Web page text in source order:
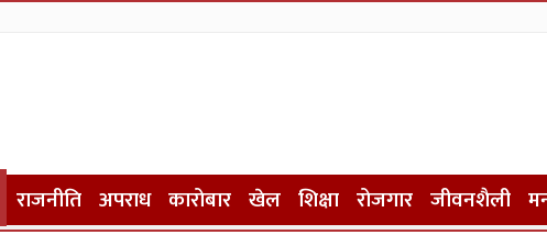
राजनीति अपराध कारोबार खेल शिक्षा रोजगार जीवनशैली